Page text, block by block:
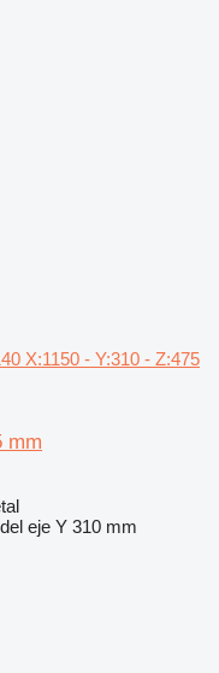
X:1150 - Y:310 - Z:475
mm
eje Y 310 mm